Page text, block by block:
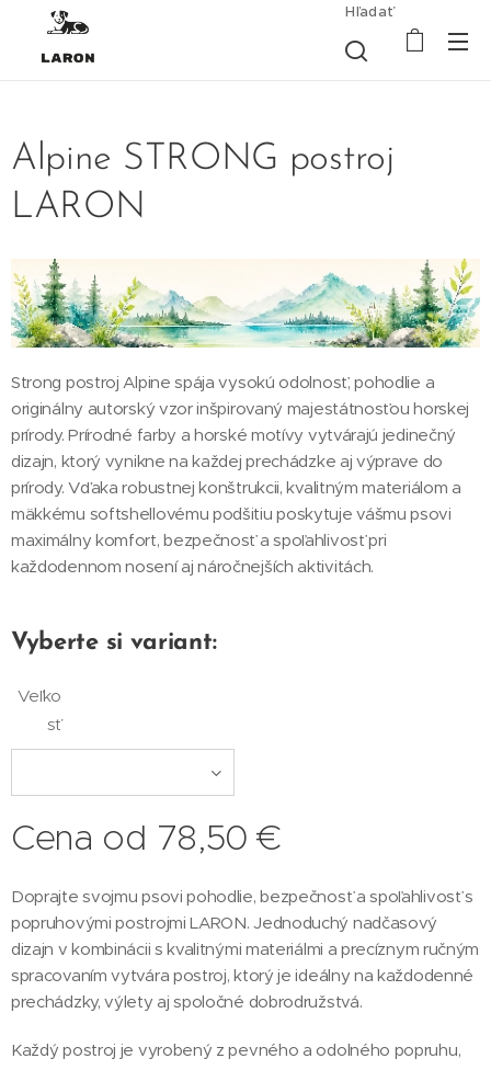
Hľadať
Alpine STRONG postroj
LARON
Strong postroj Alpine spája vysokú odolnosť, pohodlie a
originálny autorský vzor inšpirovaný majestátnosťou horskej
prírody. Prírodné farby a horské motívy vytvárajú jedinečný
dizajn, ktorý vynikne na každej prechádzke aj výprave do
prírody. Vďaka robustnej konštrukcii, kvalitným materiálom a
mäkkému softshellovému podšitiu poskytuje vášmu psovi
maximálny komfort, bezpečnosť a spoľahlivosť pri
každodennom nosení aj náročnejších aktivitách.
Vyberte si variant:
Veľko
sť
Cena od 78,50 €
Doprajte svojmu psovi pohodlie, bezpečnosť a spoľahlivosť s
popruhovými postrojmi LARON. Jednoduchý nadčasový
dizajn v kombinácii s kvalitnými materiálmi a precíznym ručným
spracovaním vytvára postroj, ktorý je ideálny na každodenné
prechádzky, výlety aj spoločné dobrodružstvá.
Každý postroj je vyrobený z pevného a odolného popruhu,